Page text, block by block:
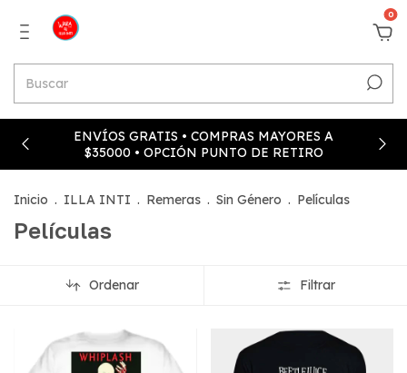
0
ENVÍOS GRATIS • COMPRAS MAYORES A
$35000 • OPCIÓN PUNTO DE RETIRO
Inicio . ILLA INTI . Remeras . Sin Género . Películas
Películas
Ordenar Filtrar